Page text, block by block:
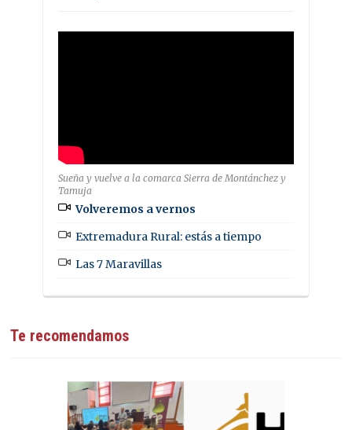
Sueña y vuelve a la comarca Sierra de Montánchez y
Tamuja
Volveremos a vernos
Extremadura Rural: estás a tiempo
Las 7 Maravillas
Te recomendamos